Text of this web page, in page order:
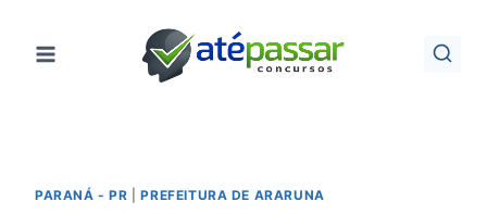
para
PARANÁ - PR |PREFEITURA DE ARARUNA